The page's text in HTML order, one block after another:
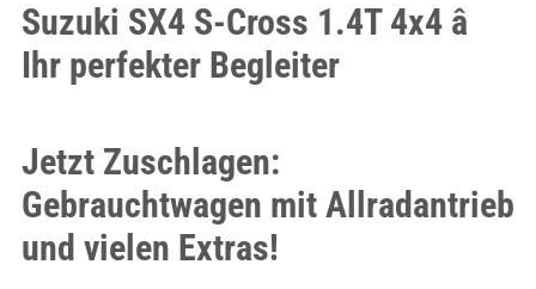
Suzuki SX4 S-Cross 1.4T 4x4 â
Ihr perfekter Begleiter
Jetzt Zuschlagen:
Gebrauchtwagen mit Allradantrieb
und vielen Extras!